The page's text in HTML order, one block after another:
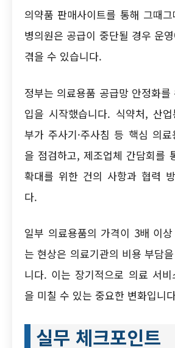
의약품 판매사이트를 통해 그때
병의원은 공급이 중단될 경우 운
겪을 수 있습니다.
정부는 의료용품 공급망 안정화
입을 시작했습니다. 식약처, 산
부가 주사기·주사침 등 핵심 의
을 점검하고, 제조업체 간담회를
확대를 위한 건의 사항과 협력
다.
일부 의료용품의 가격이 3배 이
는 현상은 의료기관의 비용 부담
니다. 이는 장기적으로 의료 서
을 미칠 수 있는 중요한 변화입니
실무 체크포인트